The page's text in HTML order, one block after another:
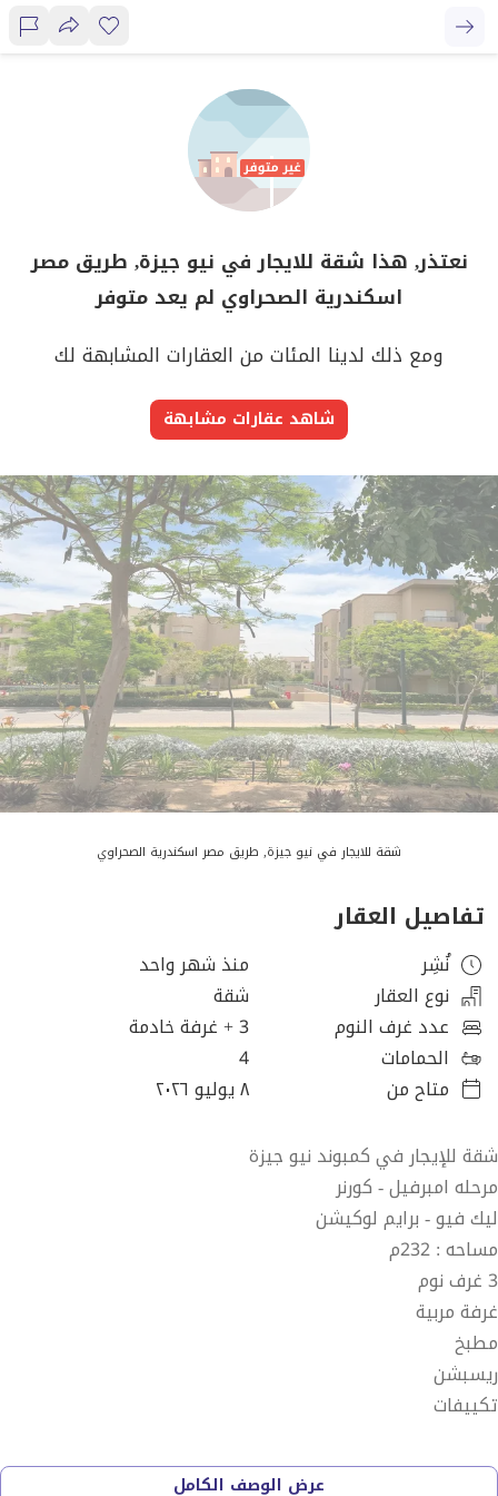
نعتذر, هذا شقة للايجار في نيو جيزة, طريق مصر
اسكندرية الصحراوي لم يعد متوفر
ومع ذلك لدينا المئات من العقارات المشابهة لك
شاهد عقارات مشابهة
شقة للايجار في نيو جيزة, طريق مصر اسكندرية الصحراوي
تفاصيل العقار
نُشِر
منذ شهر واحد
نوع العقار
شقة
عدد غرف النوم
3+ غرفة خادمة
الحمامات
4
متاح من
٨ يوليو ٢٠٢٦
شقة للإيجار في كمبوند نيو جيزة
مرحله امبرفيل - كورنر
ليك فيو - برايم لوكيشن
مساحه : 232م
3 غرف نوم
غرفة مربية
مطبخ
ريسبشن
تكييفات
............
عرض الوصف الكامل